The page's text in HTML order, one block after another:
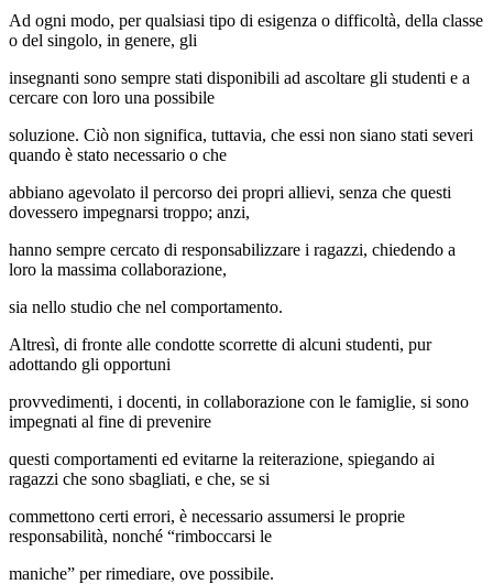
Ad ogni modo, per qualsiasi tipo di esigenza o difficoltà, della classe
o del singolo, in genere, gli
insegnanti sono sempre stati disponibili ad ascoltare gli studenti e a
cercare con loro una possibile
soluzione. Ciò non significa, tuttavia, che essi non siano stati severi
quando è stato necessario o che
abbiano agevolato il percorso dei propri allievi, senza che questi
dovessero impegnarsi troppo; anzi,
hanno sempre cercato di responsabilizzare i ragazzi, chiedendo a
loro la massima collaborazione,
sia nello studio che nel comportamento.
Altresì, di fronte alle condotte scorrette di alcuni studenti, pur
adottando gli opportuni
provvedimenti, i docenti, in collaborazione con le famiglie, si sono
impegnati al fine di prevenire
questi comportamenti ed evitarne la reiterazione, spiegando ai
ragazzi che sono sbagliati, e che, se si
commettono certi errori, è necessario assumersi le proprie
responsabilità, nonché “rimboccarsi le
maniche” per rimediare, ove possibile.